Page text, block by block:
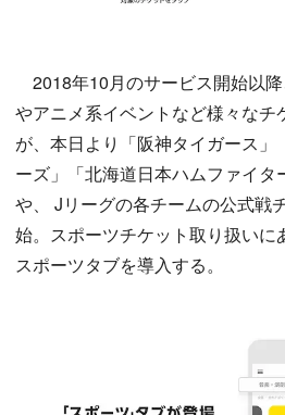
2018年10月のサービス開始以
やアニメ系イベントなど様々なチ
が、本日より「阪神タイガース」
ーズ」「北海道日本ハムファイ
や、 Jリーグの各チームの公式戦
始。スポーツチケット取り扱いに
スポーツタブを導入する。